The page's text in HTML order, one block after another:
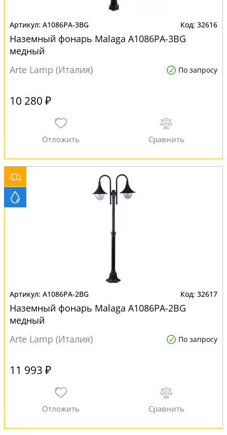
A1086PA-3BG 32616
Наземный фонарь Malaga A1086PA-3BG
медный
Arte Lamp (Италия)
По запросу
10 280 ₽
A1086PA-2BG 32617
Наземный фонарь Malaga A1086PA-2BG
медный
Arte Lamp (Италия)
По запросу
11 993 ₽